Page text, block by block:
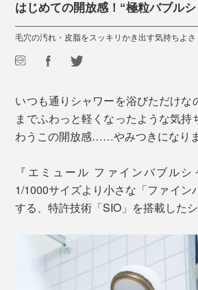
はじめての開放感！“極粒バブル
毛穴の汚れ・皮脂をスッキリかき出す気持ちよさ
いつも通りシャワーを浴びただけな
までふわっと軽くなったような気持
わうこの開放感……やみつきになり
『エミュール ファインバブル
1/1000サイズより小さな「ファイン
する、特許技術「SIO」を搭載したシ